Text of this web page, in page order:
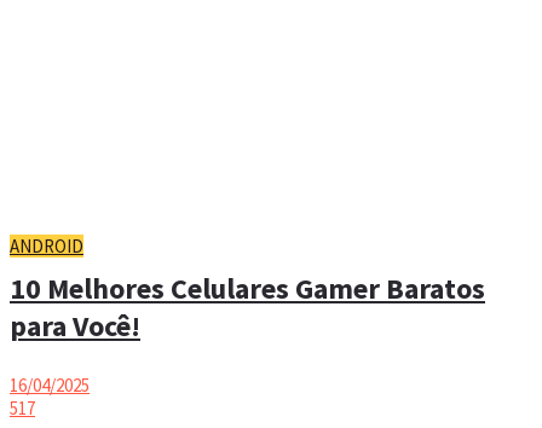
ANDROID
10 Melhores Celulares Gamer Baratos
para Você!
16/04/2025
517